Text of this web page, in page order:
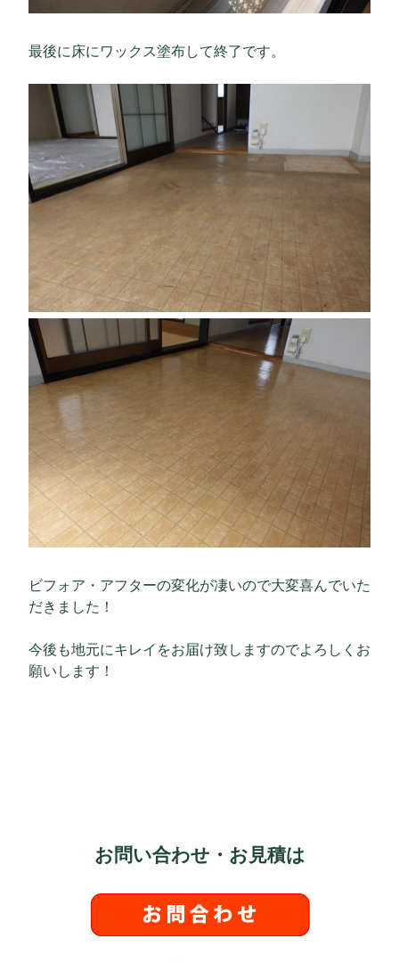
最後に床にワックス塗布して終了です。
ビフォア・アフターの変化が凄いので大変喜んでいた
だきました！
今後も地元にキレイをお届け致しますのでよろしくお
願いします！
お問い合わせ・お見積は